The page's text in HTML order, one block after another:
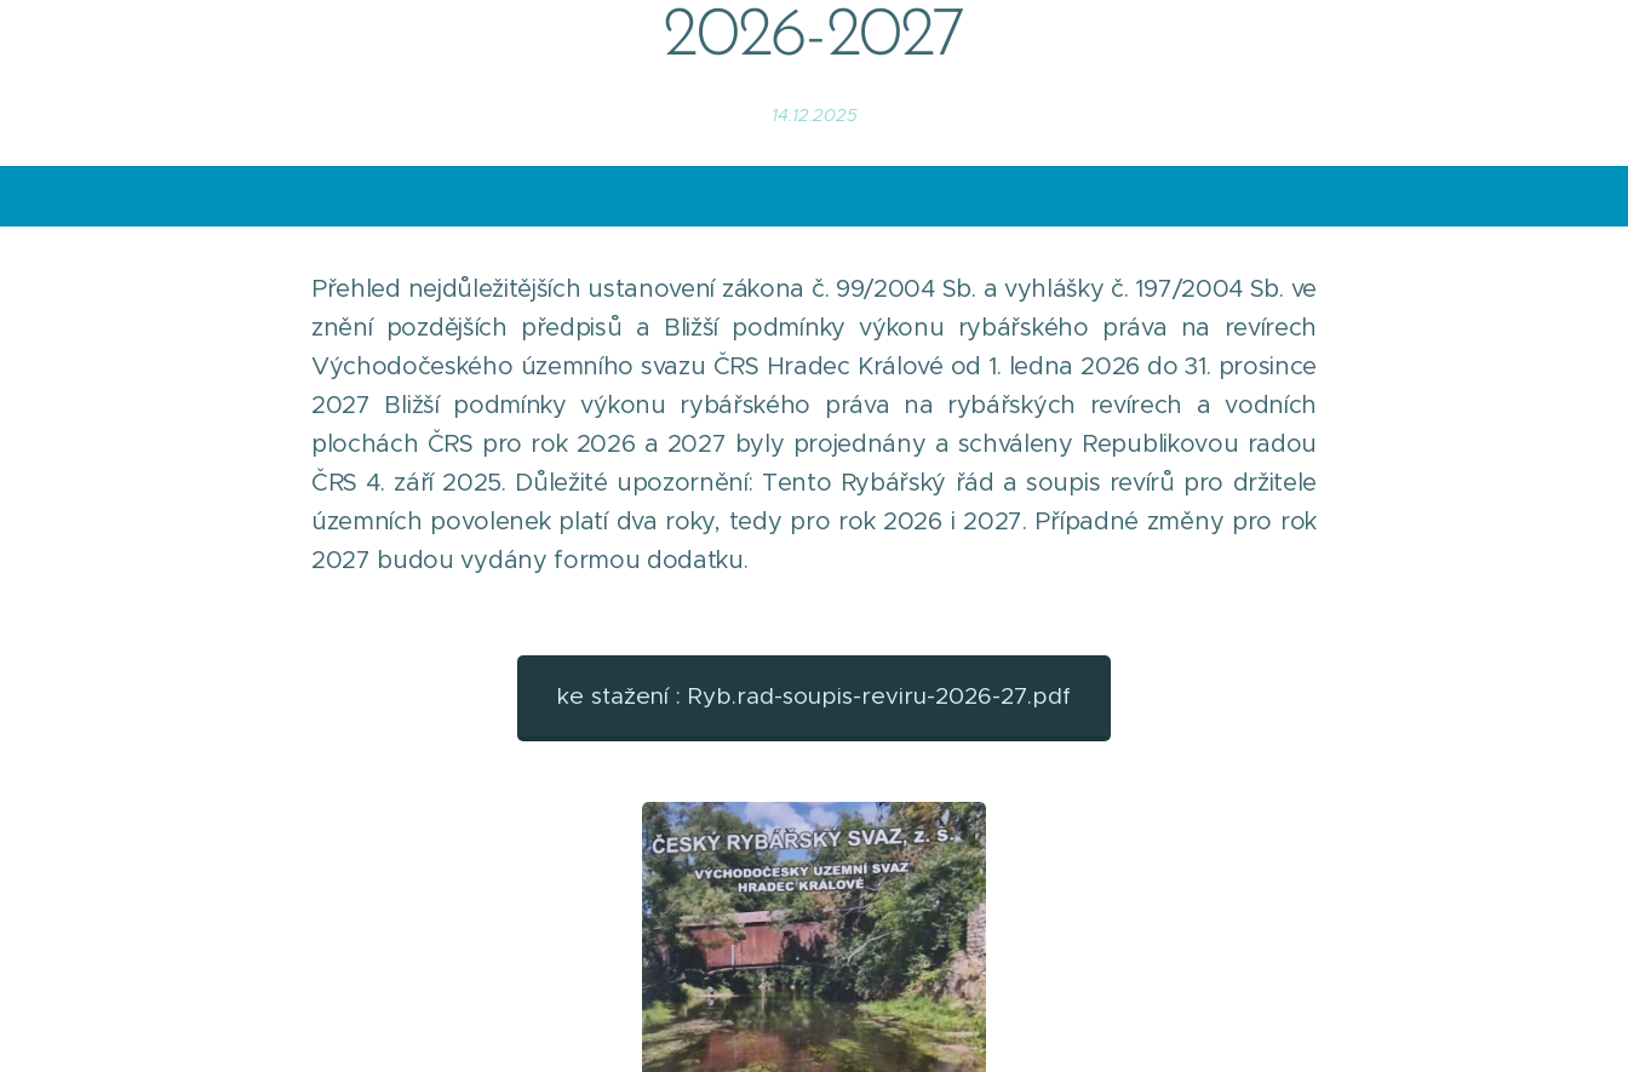
2026-2027
14.12.2025
Přehled nejdůležitějších ustanovení zákona č. 99/2004 Sb. a vyhlášky č. 197/2004 Sb. ve
znění pozdějších předpisů a Bližší podmínky výkonu rybářského práva na revírech
Východočeského územního svazu ČRS Hradec Králové od 1. ledna 2026 do 31. prosince
2027 Bližší podmínky výkonu rybářského práva na rybářských revírech a vodních
plochách ČRS pro rok 2026 a 2027 byly projednány a schváleny Republikovou radou
ČRS 4. září 2025. Důležité upozornění: Tento Rybářský řád a soupis revírů pro držitele
územních povolenek platí dva roky, tedy pro rok 2026 i 2027. Případné změny pro rok
2027 budou vydány formou dodatku.
ke stažení : Ryb.rad-soupis-reviru-2026-27.pdf